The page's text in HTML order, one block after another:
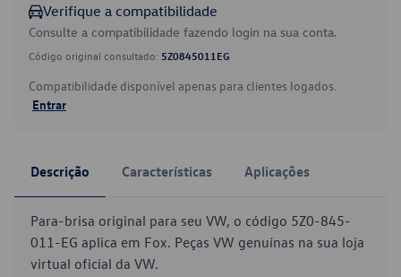
Verifique a compatibilidade
Consulte a compatibilidade fazendo login na sua conta.
Código original consultado: 5Z0845011EG
Compatibilidade disponível apenas para clientes logados.
Entrar
Descrição Características Aplicações
Para-brisa original para seu VW, o código 5Z0-845-
011-EG aplica em Fox. Peças VW genuínas na sua loja
virtual oficial da VW.